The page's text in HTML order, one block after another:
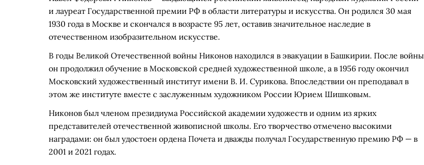
и лауреат Государственной премии РФ в области литературы и искусства. Он родился 30 мая
1930 года в Москве и скончался в возрасте 95 лет, оставив значительное наследие в
отечественном изобразительном искусстве.
В годы Великой Отечественной войны Никонов находился в эвакуации в Башкирии. После войны
он продолжил обучение в Московской средней художественной школе, а в 1956 году окончил
Московский художественный институт имени В. И. Сурикова. Впоследствии он преподавал в
этом же институте вместе с заслуженным художником России Юрием Шишковым.
Никонов был членом президиума Российской академии художеств и одним из ярких
представителей отечественной живописной школы. Его творчество отмечено высокими
наградами: он был удостоен ордена Почета и дважды получал Государственную премию РФ — в
2001 и 2021 годах.